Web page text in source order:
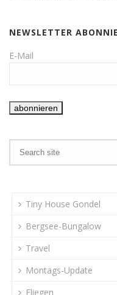
NEWSLETTER
E-Mail
Tiny House Gondel
Bergsee-Bungalow
Travel
Montags-Update
Fliegen